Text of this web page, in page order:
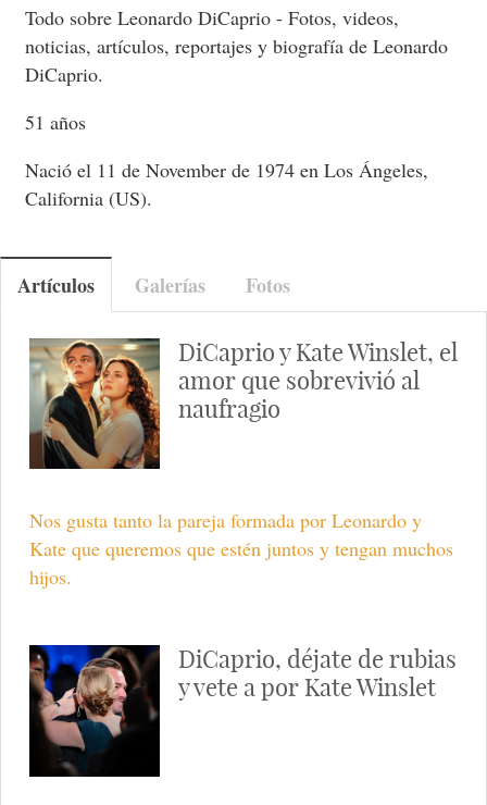
Todo sobre Leonardo DiCaprio - Fotos, videos,
noticias, artículos, reportajes y biografía de Leonardo
DiCaprio.
51 años
Nació el 11 de November de 1974 en Los Ángeles,
California (US).
Artículos Galerías Fotos
DiCaprio y Kate Winslet, el
amor que sobrevivió al
naufragio
Nos gusta tanto la pareja formada por Leonardo y
Kate que queremos que estén juntos y tengan muchos
hijos.
DiCaprio, déjate de rubias
y vete a por Kate Winslet